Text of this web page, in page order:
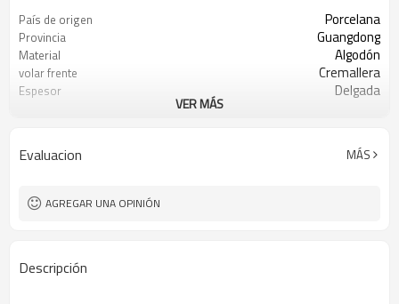
País de origen Porcelana
Provincia Guangdong
Material Algodón
volar frente Cremallera
Espesor Delgada
Suelto
Género Hombres
VER MÁS
Evaluacion MÁS
AGREGAR UNA OPINIÓN
Descripción